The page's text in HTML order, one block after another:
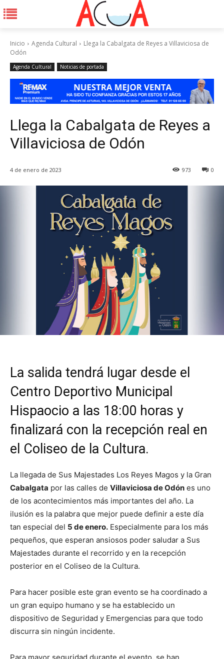
Inicio Agenda Cultural
Llega la Cabalgata de Reyes a Villaviciosa de
Odón
Agenda Cultural Noticias de portada
Llega la Cabalgata de Reyes a
Villaviciosa de Odón
4 de enero de 2023 0
973
La salida tendrá lugar desde el
Centro Deportivo Municipal
Hispaocio a las 18:00 horas y
finalizará con la recepción real en
el Coliseo de la Cultura.
La llegada de Sus Majestades Los Reyes Magos y la Gran
Cabalgata por las calles de Villaviciosa de Odón es uno
de los acontecimientos más importantes del año. La
ilusión es la palabra que mejor puede definir a este día
tan especial del 5 de enero. Especialmente para los más
pequeños, que esperan ansiosos poder saludar a Sus
Majestades durante el recorrido y en la recepción
posterior en el Coliseo de la Cultura.
Para hacer posible este gran evento se ha coordinado a
un gran equipo humano y se ha establecido un
dispositivo de Seguridad y Emergencias para que todo
discurra sin ningún incidente.